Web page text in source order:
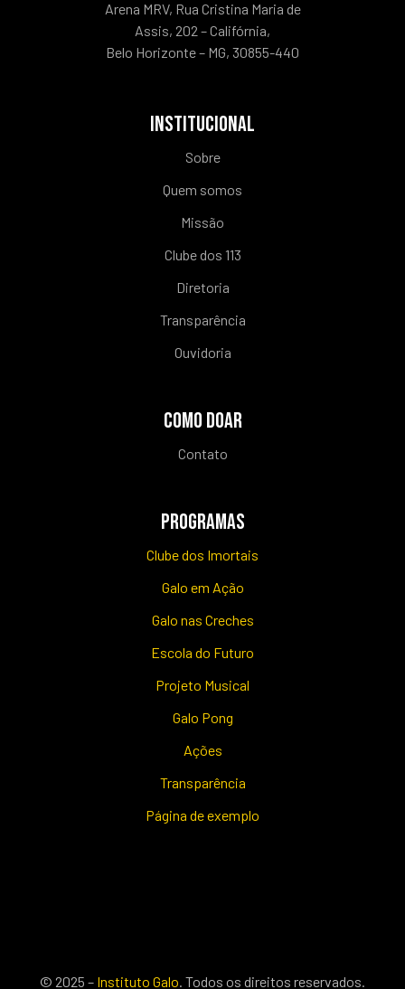
Arena MRV, Rua Cristina Maria de
Assis, 202 – Califórnia,
Belo Horizonte – MG, 30855-440
INSTITUCIONAL
Sobre
Quem somos
Missão
Clube dos 113
Diretoria
Transparência
Ouvidoria
COMO DOAR
Contato
PROGRAMAS
Clube dos Imortais
Galo em Ação
Galo nas Creches
Escola do Futuro
Projeto Musical
Galo Pong
Ações
Transparência
Página de exemplo
© 2025 – Instituto Galo. Todos os direitos reservados.